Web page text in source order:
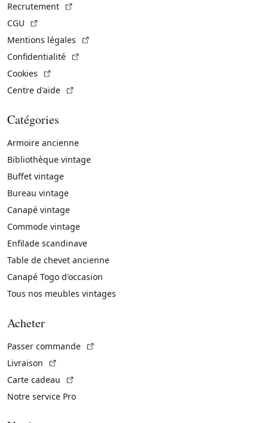
Recrutement
CGU
Mentions légales
Confidentialité
Cookies
Centre d'aide
Catégories
Armoire ancienne
Bibliothèque vintage
Buffet vintage
Bureau vintage
Canapé vintage
Commode vintage
Enfilade scandinave
Table de chevet ancienne
Canapé Togo d'occasion
Tous nos meubles vintages
Acheter
Passer commande
Livraison
Carte cadeau
Notre service Pro